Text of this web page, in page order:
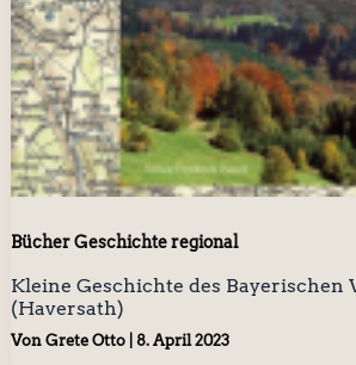
Bücher Geschichte regional
Kleine Geschichte des Bayerischen
(Haversath)
Von Grete Otto 8. April 2023